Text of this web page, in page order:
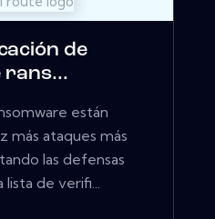
de
rans...
están
más ataques más
las defensas
de verifi...